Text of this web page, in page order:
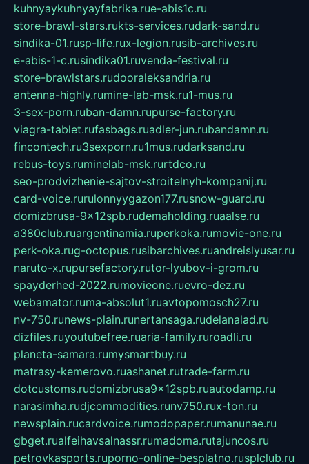
kuhnyaykuhnyayfabrika.rue-abis1c.ru
store-brawl-stars.rukts-services.rudark-sand.ru
sindika-01.rusp-life.rux-legion.rusib-archives.ru
e-abis-1-c.rusindika01.ruvenda-festival.ru
store-brawlstars.rudooraleksandria.ru
antenna-highly.rumine-lab-msk.ru1-mus.ru
3-sex-porn.ruban-damn.rupurse-factory.ru
viagra-tablet.rufasbags.ruadler-jun.rubandamn.ru
fincontech.ru3sexporn.ru1mus.rudarksand.ru
rebus-toys.ruminelab-msk.rurtdco.ru
seo-prodvizhenie-sajtov-stroitelnyh-kompanij.ru
card-voice.rurulonnyygazon177.rusnow-guard.ru
domizbrusa-9x12spb.rudemaholding.ruaalse.ru
a380club.ruargentinamia.ruperkoka.rumovie-one.ru
perk-oka.rug-octopus.rusibarchives.ruandreislyusar.ru
naruto-x.rupursefactory.rutor-lyubov-i-grom.ru
spayderhed-2022.rumovieone.ruevro-dez.ru
webamator.ruma-absolut1.ruavtopomosch27.ru
nv-750.runews-plain.runertansaga.rudelanalad.ru
dizfiles.ruyoutubefree.ruaria-family.ruroadli.ru
planeta-samara.rumysmartbuy.ru
matrasy-kemerovo.ruashanet.rutrade-farm.ru
dotcustoms.rudomizbrusa9x12spb.ruautodamp.ru
narasimha.rudjcommodities.runv750.rux-ton.ru
newsplain.rucardvoice.rumodopaper.rumanunae.ru
gbget.rualfeihavsalnassr.rumadoma.rutajuncos.ru
petrovkasports.ruporno-online-besplatno.rusplclub.ru